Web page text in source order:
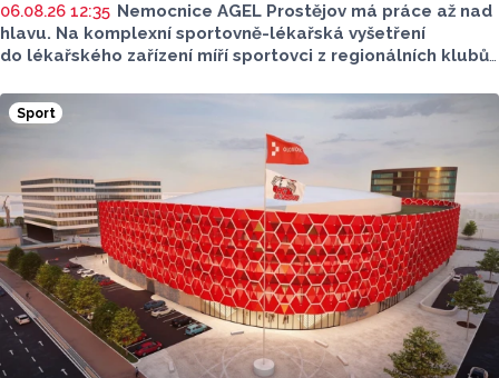
06.08.26 12:35 Nemocnice AGEL Prostějov má práce až nad
hlavu. Na komplexní sportovně-lékařská vyšetření
do lékařského zařízení míří sportovci z regionálních klubů,
o tom tisková mluvčí nemocnice Radka Miloševská.
V Prostějově vyšetřují i sportovce z Moravskoslezského,
Zlínského nebo Jihomoravského kraje.
Sport